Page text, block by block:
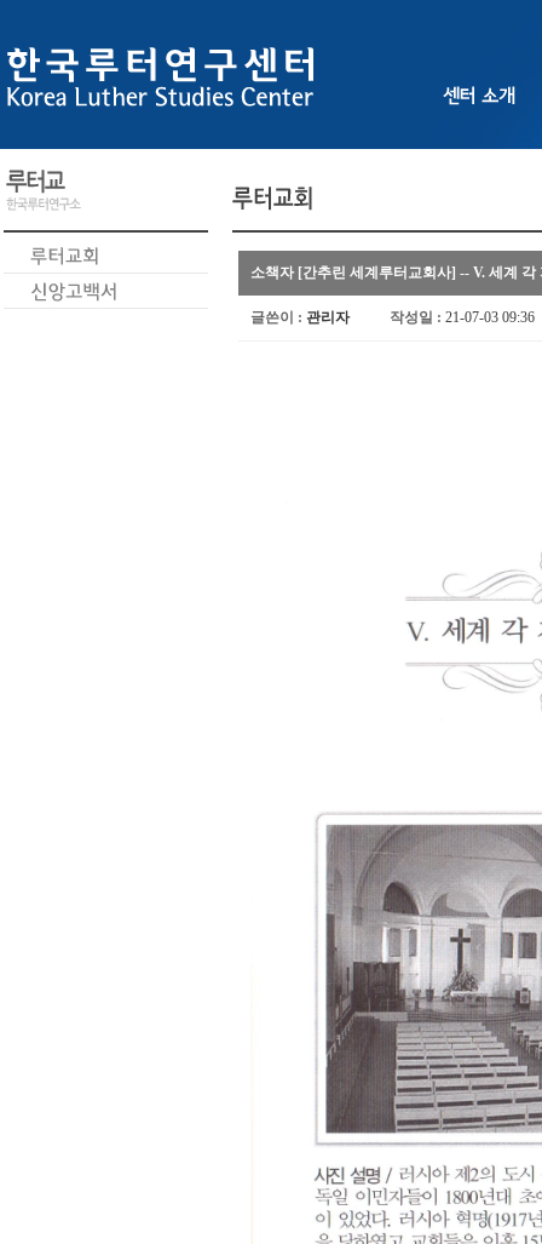
소책자 [간추린 세계루터교회사] -- V. 세계 각
글쓴이 : 관리자 작성일 : 21-07-03 09:36